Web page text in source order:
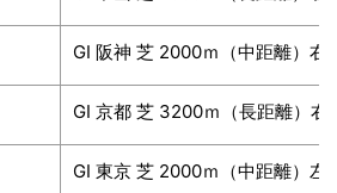
GⅠ 阪神 芝 2000ｍ（中距離）右
GⅠ 京都 芝 3200ｍ（長距離）右
GⅠ 東京 芝 2000ｍ（中距離）左